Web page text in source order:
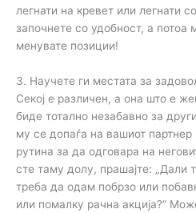
легнати на кревет или легнати
започнете со удобност, а
менувате позиции!
3. Научете ги местата за
Секој е различен, а она што е
биде тотално незабавно за
му се допаѓа на вашиот партнер
рутина за да одговара на
сте таму долу, прашајте: „Дали
треба да одам побрзо или
или помалку рачна акција?“